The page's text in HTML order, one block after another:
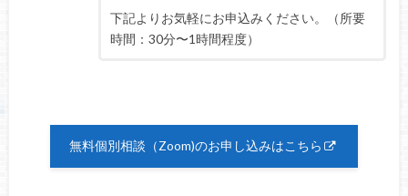
下記よりお気軽にお申込みください。（所要
時間：30分〜1時間程度）
無料個別相談（Zoom)のお申し込みはこちら